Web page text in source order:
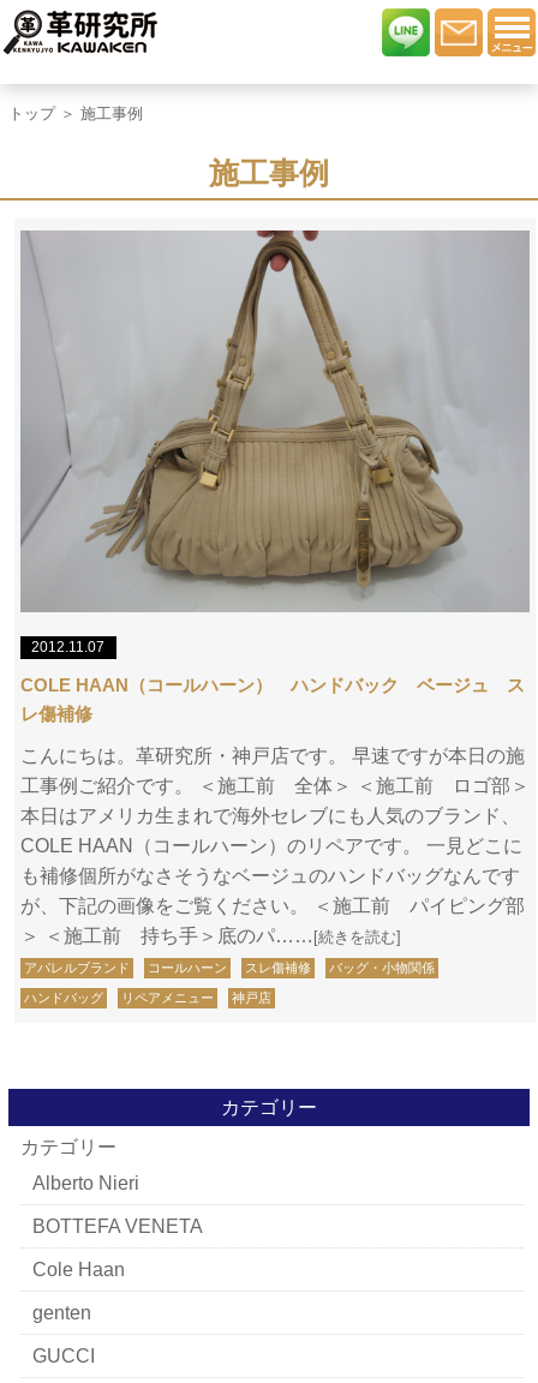
トップ＞ 施工事例
施工事例
2012.11.07
COLE HAAN（コールハーン） ハンドバック ベージュ ス
レ傷補修
こんにちは。革研究所・神戸店です。 早速ですが本日の施
工事例ご紹介です。 ＜施工前 全体＞ ＜施工前 ロゴ部＞
本日はアメリカ生まれで海外セレブにも人気のブランド、
COLE HAAN（コールハーン）のリペアです。 一見どこに
も補修個所がなさそうなベージュのハンドバッグなんです
が、下記の画像をご覧ください。 ＜施工前 パイピング部
＞ ＜施工前 持ち手＞底のパ…… [続きを読む]
アパレルブランド コールハーン スレ傷補修 バッグ・小物関係
ハンドバッグ リペアメニュー 神戸店
カテゴリー
カテゴリー
Alberto Nieri
BOTTEFA VENETA
Cole Haan
genten
GUCCI